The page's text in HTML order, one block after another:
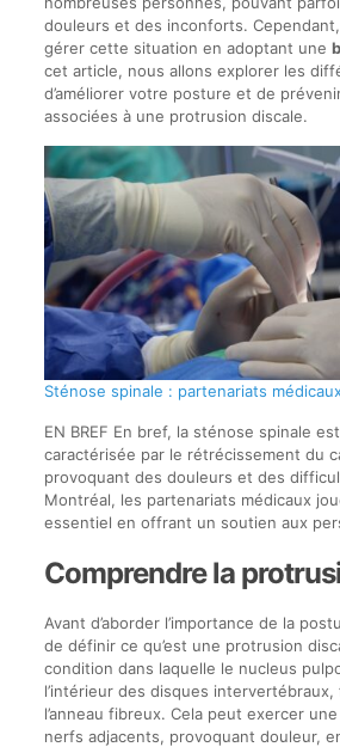
douleurs et des inconforts.
gérer cette situation en adoptant une
cet article, nous allons explorer les
d’améliorer votre posture et de
associées à une protrusion discale.
Sténose spinale : partenariats
EN BREF En bref, la sténose spinale
caractérisée par le rétrécissement du
provoquant des douleurs et des
Montréal, les partenariats médicaux
essentiel en offrant un soutien aux
Comprendre la
Avant d’aborder l’importance de la
de définir ce qu’est une protrusion
condition dans laquelle le nucleus
l’intérieur des disques
l’anneau fibreux. Cela peut exercer
nerfs adjacents, provoquant douleur,